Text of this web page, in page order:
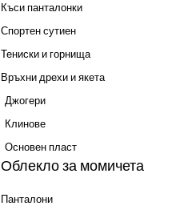
Къси панталонки
Спортен сутиен
Тениски и горнища
Връхни дрехи и якета
Джогери
Клинове
Основен пласт
Облекло за момичета
Панталони